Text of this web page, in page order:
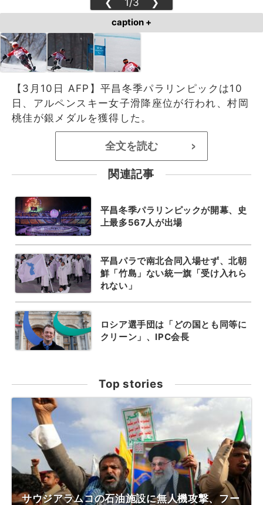
caption +
【3月10日 AFP】平昌冬季パラリンピックは10
日、アルペンスキー女子滑降座位が行われ、村岡
桃佳が銀メダルを獲得した。
全文を読む >
関連記事
平昌冬季パラリンピックが開幕、史
上最多567人が出場
平昌パラで南北合同入場せず、北朝
鮮「竹島」ない統一旗「受け入れら
れない」
ロシア選手団は「どの国とも同等に
クリーン」、IPC会長
Top stories
サウジアラムコの石油施設に無人機攻撃、フー